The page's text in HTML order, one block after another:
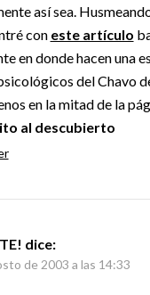
así sea.
con este artículo
en donde hacen una
del Chavo
en la mitad de la
al descubierto
dice:
de 2003 a las 14:33